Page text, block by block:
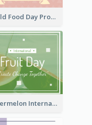
World Food Day Promote Facebook Post
Watermelon International Fruit Day Facebook Post